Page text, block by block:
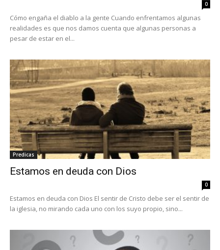
0
Cómo engaña el diablo a la gente Cuando enfrentamos algunas
realidades es que nos damos cuenta que algunas personas a
pesar de estar en el...
Predicas
Estamos en deuda con Dios
0
Estamos en deuda con Dios El sentir de Cristo debe ser el sentir de
la iglesia, no mirando cada uno con los suyo propio, sino...